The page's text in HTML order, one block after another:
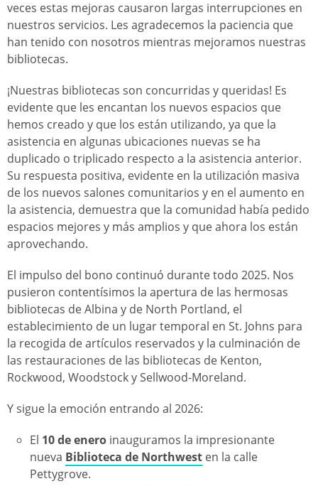
veces estas mejoras causaron largas interrupciones en
nuestros servicios. Les agradecemos la paciencia que
han tenido con nosotros mientras mejoramos nuestras
bibliotecas.
¡Nuestras bibliotecas son concurridas y queridas! Es
evidente que les encantan los nuevos espacios que
hemos creado y que los están utilizando, ya que la
asistencia en algunas ubicaciones nuevas se ha
duplicado o triplicado respecto a la asistencia anterior.
Su respuesta positiva, evidente en la utilización masiva
de los nuevos salones comunitarios y en el aumento en
la asistencia, demuestra que la comunidad había pedido
espacios mejores y más amplios y que ahora los están
aprovechando.
El impulso del bono continuó durante todo 2025. Nos
pusieron contentísimos la apertura de las hermosas
bibliotecas de Albina y de North Portland, el
establecimiento de un lugar temporal en St. Johns para
la recogida de artículos reservados y la culminación de
las restauraciones de las bibliotecas de Kenton,
Rockwood, Woodstock y Sellwood-Moreland.
Y sigue la emoción entrando al 2026:
El 10 de enero inauguramos la impresionante
nueva Biblioteca de Northwest en la calle
Pettygrove.